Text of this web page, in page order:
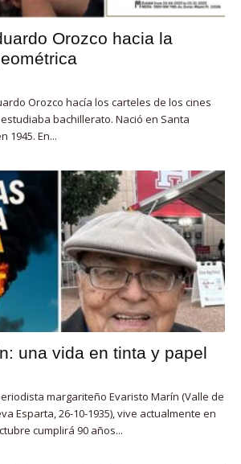
Orozco hacia la
Orozco hacía los carteles de los cines
bachillerato. Nació en Santa
1945. En...
una vida en tinta y papel
margariteño Evaristo Marín (Valle de
Esparta, 26-10-1935), vive actualmente en
cumplirá 90 años...